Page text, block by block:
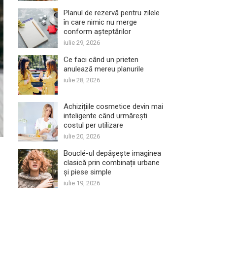
Planul de rezervă pentru zilele
în care nimic nu merge
conform așteptărilor
iulie 29, 2026
Ce faci când un prieten
anulează mereu planurile
iulie 28, 2026
Achizițiile cosmetice devin mai
inteligente când urmărești
costul per utilizare
iulie 20, 2026
Bouclé-ul depășește imaginea
clasică prin combinații urbane
și piese simple
iulie 19, 2026